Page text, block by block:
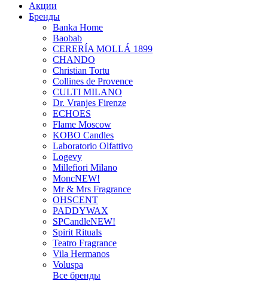
Акции
Бренды
Banka Home
Baobab
CERERÍA MOLLÁ 1899
CHANDO
Christian Tortu
Collines de Provence
CULTI MILANO
Dr. Vranjes Firenze
ECHOES
Flame Moscow
KOBO Candles
Laboratorio Olfattivo
Logevy
Millefiori Milano
MoncNEW!
Mr & Mrs Fragrance
OHSCENT
PADDYWAX
SPCandleNEW!
Spirit Rituals
Teatro Fragrance
Vila Hermanos
Voluspa
Все бренды